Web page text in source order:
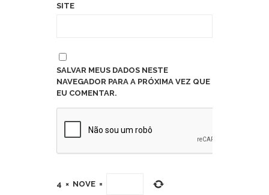
SITE
SALVAR MEUS DADOS NESTE
NAVEGADOR PARA A PRÓXIMA VEZ QUE
EU COMENTAR.
4 × NOVE =